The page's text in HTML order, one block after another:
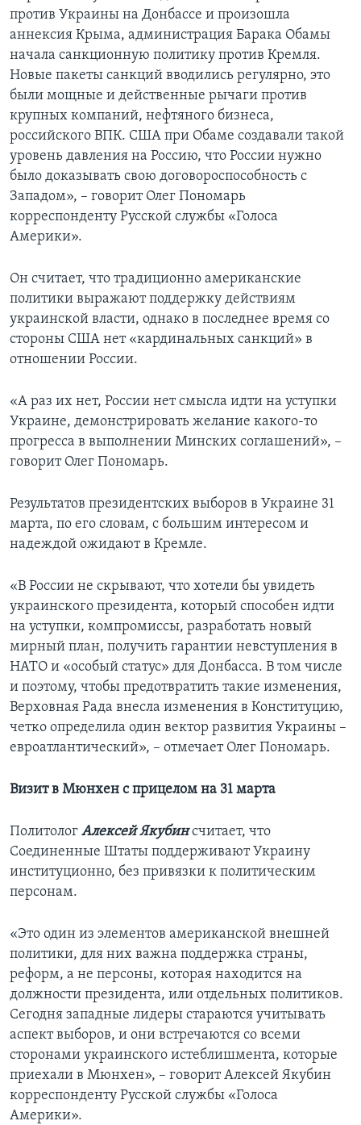
против Украины на Донбассе и произошла
аннексия Крыма, администрация Барака Обамы
начала санкционную политику против Кремля.
Новые пакеты санкций вводились регулярно, это
были мощные и действенные рычаги против
крупных компаний, нефтяного бизнеса,
российского ВПК. США при Обаме создавали такой
уровень давления на Россию, что России нужно
было доказывать свою договороспособность с
Западом», – говорит Олег Пономарь
корреспонденту Русской службы «Голоса
Америки».
Он считает, что традиционно американские
политики выражают поддержку действиям
украинской власти, однако в последнее время со
стороны США нет «кардинальных санкций» в
отношении России.
«А раз их нет, России нет смысла идти на уступки
Украине, демонстрировать желание какого-то
прогресса в выполнении Минских соглашений», –
говорит Олег Пономарь.
Результатов президентских выборов в Украине 31
марта, по его словам, с большим интересом и
надеждой ожидают в Кремле.
«В России не скрывают, что хотели бы увидеть
украинского президента, который способен идти
на уступки, компромиссы, разработать новый
мирный план, получить гарантии невступления в
НАТО и «особый статус» для Донбасса. В том числе
и поэтому, чтобы предотвратить такие изменения,
Верховная Рада внесла изменения в Конституцию,
четко определила один вектор развития Украины –
евроатлантический», – отмечает Олег Пономарь.
Визит в Мюнхен с прицелом на 31 марта
Политолог Алексей Якубинсчитает, что
Соединенные Штаты поддерживают Украину
институционно, без привязки к политическим
персонам.
«Это один из элементов американской внешней
политики, для них важна поддержка страны,
реформ, а не персоны, которая находится на
должности президента, или отдельных политиков.
Сегодня западные лидеры стараются учитывать
аспект выборов, и они встречаются со всеми
сторонами украинского истеблишмента, которые
приехали в Мюнхен», – говорит Алексей Якубин
корреспонденту Русской службы «Голоса
Америки».